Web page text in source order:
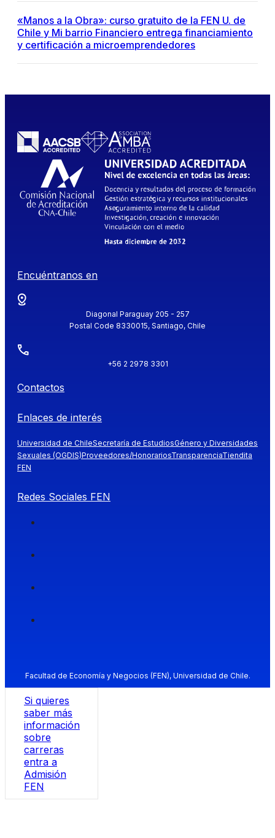
«Manos a la Obra»: curso gratuito de la FEN U. de
Chile y Mi barrio Financiero entrega financiamiento
y certificación a microemprendedores
Encuéntranos en
Diagonal Paraguay 205 - 257
Postal Code 8330015, Santiago, Chile
+56 2 2978 3301
Contactos
Enlaces de interés
Universidad de ChileSecretaría de EstudiosGénero y Diversidades
Sexuales (OGDIS)Proveedores/HonorariosTransparenciaTiendita
FEN
Redes Sociales FEN
Facultad de Economía y Negocios (FEN), Universidad de Chile.
Si quieres
saber más
información
sobre
carreras
entra a
Admisión
FEN